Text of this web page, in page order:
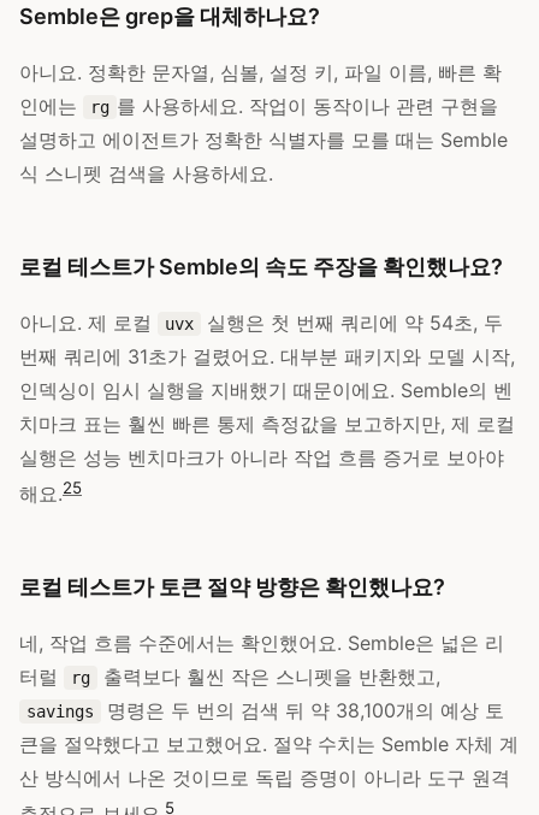
Semble은 grep을 대체하나요?
아니요. 정확한 문자열, 심볼, 설정 키, 파일 이름, 빠른 확
인에는
rg 를 사용하세요. 작업이 동작이나 관련 구현을
설명하고 에이전트가 정확한 식별자를 모를 때는 Semble
식 스니펫 검색을 사용하세요.
로컬 테스트가 Semble의 속도 주장을 확인했나요?
아니요. 제 로컬 uvx
실행은 첫 번째 쿼리에 약 54초, 두
번째 쿼리에 31초가 걸렸어요. 대부분 패키지와 모델 시작,
인덱싱이 임시 실행을 지배했기 때문이에요. Semble의 벤
치마크 표는 훨씬 빠른 통제 측정값을 보고하지만, 제 로컬
실행은 성능 벤치마크가 아니라 작업 흐름 증거로 보아야
해요.25
로컬 테스트가 토큰 절약 방향은 확인했나요?
네, 작업 흐름 수준에서는 확인했어요. Semble은 넓은 리
터럴
rg 출력보다 훨씬 작은 스니펫을 반환했고,
savings
명령은 두 번의 검색 뒤 약 38,100개의 예상 토
큰을 절약했다고 보고했어요. 절약 수치는 Semble 자체 계
산 방식에서 나온 것이므로 독립 증명이 아니라 도구 원격
5